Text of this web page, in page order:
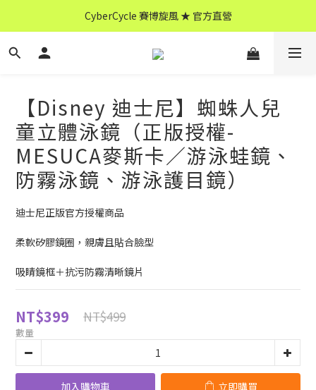
CyberCycle 賽博旋風 ★ 官方直營
CyberCycle 賽博旋風 ★ 官方直營
↖ 全館消費滿 $599 免運 ↘
【Disney 迪士尼】蜘蛛人兒
童立體泳鏡（正版授權-
MESUCA麥斯卡／游泳蛙鏡、
防霧泳鏡、游泳護目鏡）
迪士尼正版官方授權商品
柔軟矽膠鏡圈，親膚且貼合臉型
吸睛鏡框＋抗污防霧清晰鏡片
NT$399 NT$499
數量
加入購物車 立即購買